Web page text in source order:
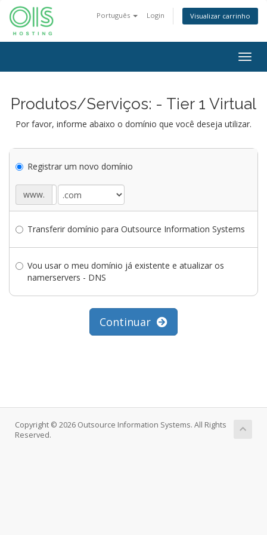
Português Login Visualizar carrinho
Produtos/Serviços: - Tier 1 Virtual
Por favor, informe abaixo o domínio que você deseja utilizar.
Registrar um novo domínio
www.
Transferir domínio para Outsource Information Systems
Vou usar o meu domínio já existente e atualizar os
namerservers - DNS
Continuar
Copyright © 2026 Outsource Information Systems. All Rights
Reserved.